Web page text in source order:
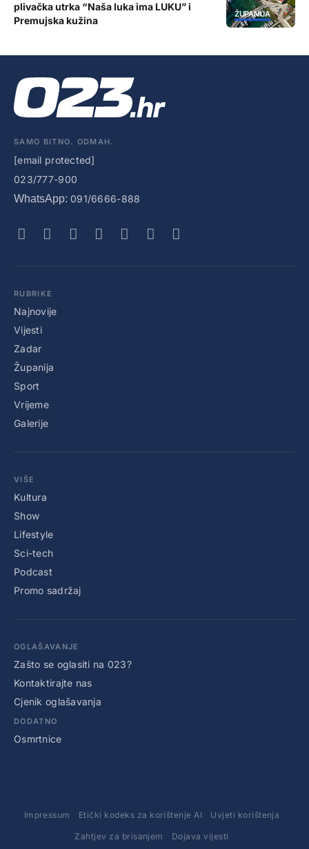
ŽUPANIJA
plivačka utrka “Naša luka ima LUKU” i
Premujska kužina
SAMO BITNO. ODMAH.
[email protected]
023/777-900
WhatsApp: 091/6666-888
RUBRIKE
Najnovije
Vijesti
Zadar
Županija
Sport
Vrijeme
Galerije
VIŠE
Kultura
Show
Lifestyle
Sci-tech
Podcast
Promo sadržaj
OGLAŠAVANJE
Zašto se oglasiti na 023?
Kontaktirajte nas
Cjenik oglašavanja
DODATNO
Osmrtnice
Impressum Etički kodeks za korištenje AI Uvjeti korištenja
Zahtjev za brisanjem Dojava vijesti